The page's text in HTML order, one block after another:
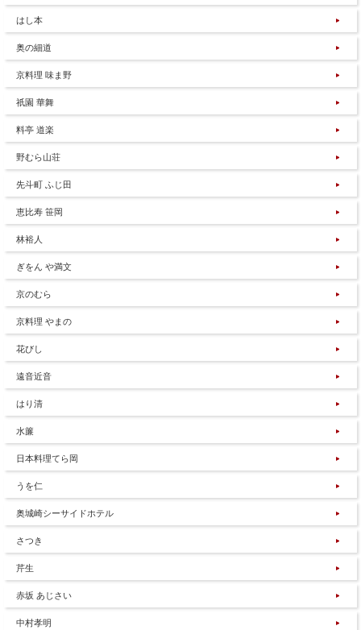
はし本
奥の細道
京料理 味ま野
祇園 華舞
料亭 道楽
野むら山荘
先斗町 ふじ田
恵比寿 笹岡
林裕人
ぎをん や満文
京のむら
京料理 やまの
花びし
遠音近音
はり清
水簾
日本料理てら岡
うを仁
奥城崎シーサイドホテル
さつき
芹生
赤坂 あじさい
中村孝明